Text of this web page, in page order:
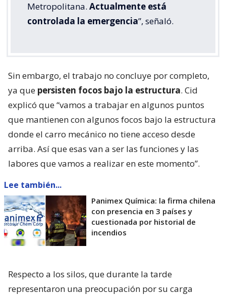
Metropolitana. Actualmente está
controlada la emergencia”, señaló.
Sin embargo, el trabajo no concluye por completo,
ya que persisten focos bajo la estructura. Cid
explicó que “vamos a trabajar en algunos puntos
que mantienen con algunos focos bajo la estructura
donde el carro mecánico no tiene acceso desde
arriba. Así que esas van a ser las funciones y las
labores que vamos a realizar en este momento”.
Lee también...
Panimex Química: la firma chilena
con presencia en 3 países y
cuestionada por historial de
incendios
Respecto a los silos, que durante la tarde
representaron una preocupación por su carga